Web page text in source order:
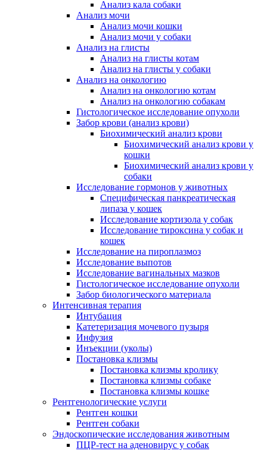
Анализ кала собаки
Анализ мочи
Анализ мочи кошки
Анализ мочи у собаки
Анализ на глисты
Анализ на глисты котам
Анализ на глисты у собаки
Анализ на онкологию
Анализ на онкологию котам
Анализ на онкологию собакам
Гистологическое исследование опухоли
Забор крови (анализ крови)
Биохимический анализ крови
Биохимический анализ крови у
кошки
Биохимический анализ крови у
собаки
Исследование гормонов у животных
Специфическая панкреатическая
липаза у кошек
Исследование кортизола у собак
Исследование тироксина у собак и
кошек
Исследование на пироплазмоз
Исследование выпотов
Исследование вагинальных мазков
Гистологическое исследование опухоли
Забор биологического материала
Интенсивная терапия
Интубация
Катетеризация мочевого пузыря
Инфузия
Инъекции (уколы)
Постановка клизмы
Постановка клизмы кролику
Постановка клизмы собаке
Постановка клизмы кошке
Рентгенологические услуги
Рентген кошки
Рентген собаки
Эндоскопические исследования животным
ПЦР-тест на аденовирус у собак